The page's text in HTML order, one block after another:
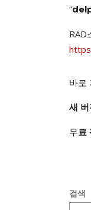
“
RAD
바로
새
무료
검색